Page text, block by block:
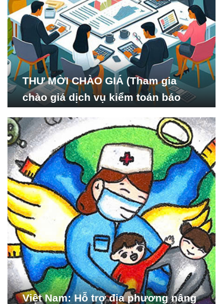
THƯ MỜI CHÀO GIÁ (Tham gia
chào giá dịch vụ kiểm toán báo
Nghiên cứu Phát triển Xã
hội_ISDS)
Việt Nam: Hỗ trợ địa phương nâng